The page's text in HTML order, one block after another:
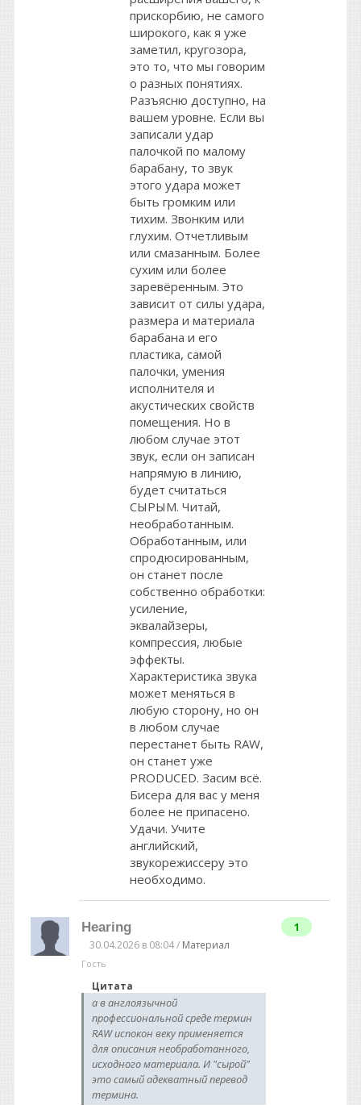
прискорбию, не самого
широкого, как я уже
заметил, кругозора,
это то, что мы говорим
о разных понятиях.
Разъясню доступно, на
вашем уровне. Если вы
записали удар
палочкой по малому
барабану, то звук
этого удара может
быть громким или
тихим. Звонким или
глухим. Отчетливым
или смазанным. Более
сухим или более
заревёренным. Это
зависит от силы удара,
размера и материала
барабана и его
пластика, самой
палочки, умения
исполнителя и
акустических свойств
помещения. Но в
любом случае этот
звук, если он записан
напрямую в линию,
будет считаться
СЫРЫМ. Читай,
необработанным.
Обработанным, или
спродюсированным,
он станет после
собственно обработки:
усиление,
эквалайзеры,
компрессия, любые
эффекты.
Характеристика звука
может меняться в
любую сторону, но он
в любом случае
перестанет быть RAW,
он станет уже
PRODUCED. Засим всё.
Бисера для вас у меня
более не припасено.
Удачи. Учите
английский,
звукорежиссеру это
необходимо.
Hearing
30.04.2026 в 08:04 / Материал
Гость
Цитата
а в англоязычной
профессиональной среде термин
RAW испокон веку применяется
для описания необработанного,
исходного материала. И "сырой"
это самый адекватный перевод
термина.
1